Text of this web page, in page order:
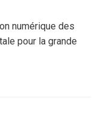
numérique des
pour la grande